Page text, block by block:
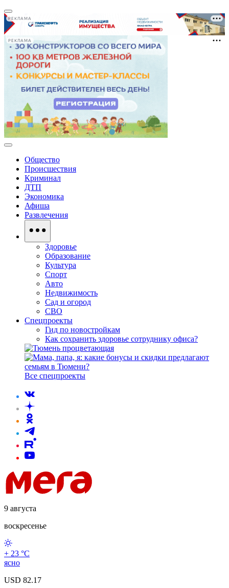
РЕКЛАМА
РЕКЛАМА
Общество
Происшествия
Криминал
ДТП
Экономика
Афиша
Развлечения
Здоровье
Образование
Культура
Спорт
Авто
Недвижимость
Сад и огород
СВО
Спецпроекты
Гид по новостройкам
Как сохранить здоровье сотруднику офиса?
Все спецпроекты
9 августа
воскресенье
+ 23 °С
ясно
USD 82.17